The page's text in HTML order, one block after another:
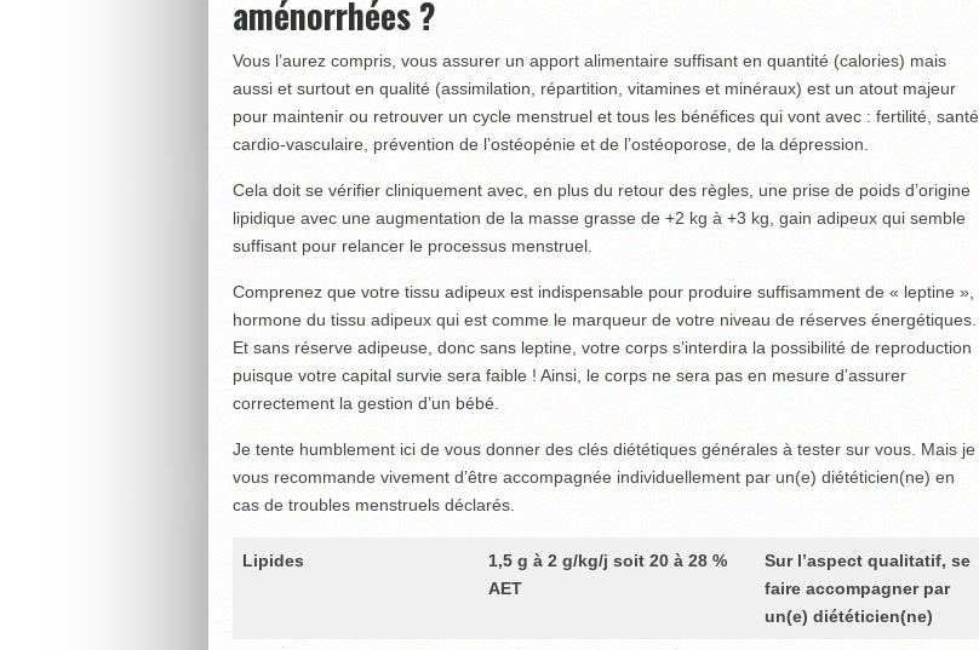
aménorrhées ?
Vous l’aurez compris, vous assurer un apport alimentaire suffisant en quantité (calories) mais
aussi et surtout en qualité (assimilation, répartition, vitamines et minéraux) est un atout majeur
pour maintenir ou retrouver un cycle menstruel et tous les bénéfices qui vont avec : fertilité, santé
cardio-vasculaire, prévention de l’ostéopénie et de l’ostéoporose, de la dépression.
Cela doit se vérifier cliniquement avec, en plus du retour des règles, une prise de poids d’origine
lipidique avec une augmentation de la masse grasse de +2 kg à +3 kg, gain adipeux qui semble
suffisant pour relancer le processus menstruel.
Comprenez que votre tissu adipeux est indispensable pour produire suffisamment de « leptine »,
hormone du tissu adipeux qui est comme le marqueur de votre niveau de réserves énergétiques.
Et sans réserve adipeuse, donc sans leptine, votre corps s’interdira la possibilité de reproduction
puisque votre capital survie sera faible ! Ainsi, le corps ne sera pas en mesure d’assurer
correctement la gestion d’un bébé.
Je tente humblement ici de vous donner des clés diététiques générales à tester sur vous. Mais je
vous recommande vivement d’être accompagnée individuellement par un(e) diététicien(ne) en
cas de troubles menstruels déclarés.
Lipides 1,5 g à 2 g/kg/j soit 20 à 28 %
AET
Sur l’aspect qualitatif, se
faire accompagner par
un(e) diététicien(ne)